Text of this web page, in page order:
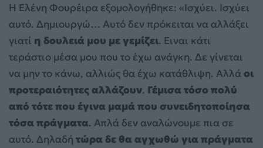
Η Ελένη Φουρέιρα εξομολογήθηκε: «Ισχύει. Ισχύει
αυτό. Δημιουργώ… Αυτό δεν πρόκειται να αλλάξει
γιατί η δουλειά μου με γεμίζει. Ειναι κάτι
τεράστιο μέσα μου που το έχω ανάγκη. Δε γίνεται
να μην το κάνω, αλλιώς θα έχω κατάθλιψη. Αλλάοι
προτεραιότητες αλλάζουν. Γέμισα τόσο πολύ
από τότε που έγινα μαμά που συνειδητοποίησα
τόσα πράγματα. Απλά δεν αναλώνουμε πια σε
αυτό. Δηλαδή τώρα δε θα αγχωθώ για πράγματα